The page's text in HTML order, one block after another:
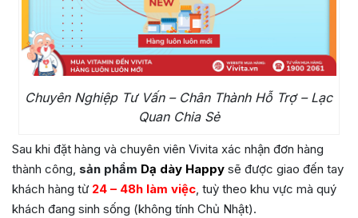
Chuyên Nghiệp Tư Vấn – Chân Thành Hỗ Trợ – Lạc
Quan Chia Sẻ
Sau khi đặt hàng và chuyên viên Vivita xác nhận đơn hàng
thành công, sản phẩm Dạ dày Happy sẽ được giao đến tay
khách hàng từ 24 – 48h làm việc, tuỳ theo khu vực mà quý
khách đang sinh sống (không tính Chủ Nhật).